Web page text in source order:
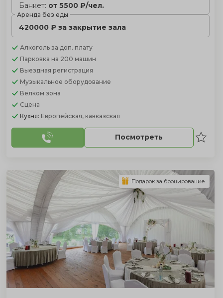
Банкет: от 5500 ₽/чел.
Аренда без еды
420000 ₽ за закрытие зала
Алкоголь за доп. плату
Парковка на 200 машин
Выездная регистрация
Музыкальное оборудование
Велком зона
Сцена
Кухня: Европейская, кавказская
Посмотреть
Подарок за бронирование